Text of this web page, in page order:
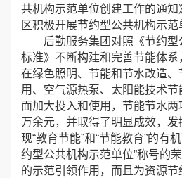
共机构示范单位创建工作的通
区积极开展节约型公共机构示范
后勤服务集团对照《节约型
标准》不断构建和完善节能体系
在绿色照明、节能和节水改造
用、空气源热泵、太阳能技术
面加大投入和使用，节能节水
万余元，并取得了明显成效，
现“教育节能”和“节能教育”的有
约型公共机构示范单位”称号的
的示范引领作用，而且为资源